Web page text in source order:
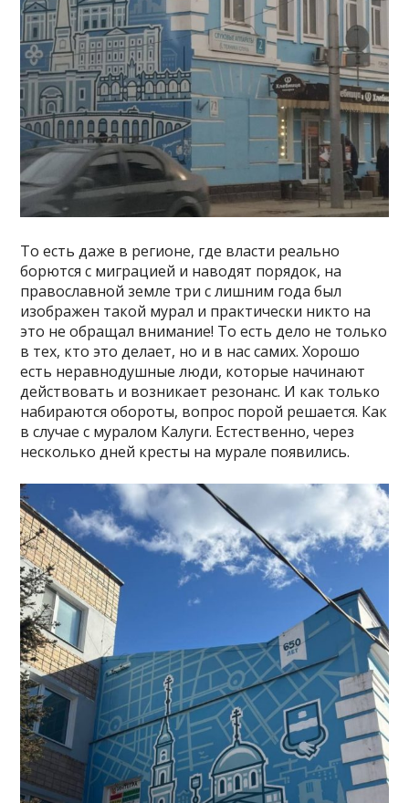
То есть даже в регионе, где власти реально
борются с миграцией и наводят порядок, на
православной земле три с лишним года был
изображен такой мурал и практически никто на
это не обращал внимание! То есть дело не только
в тех, кто это делает, но и в нас самих. Хорошо
есть неравнодушные люди, которые начинают
действовать и возникает резонанс. И как только
набираются обороты, вопрос порой решается. Как
в случае с муралом Калуги. Естественно, через
несколько дней кресты на мурале появились.